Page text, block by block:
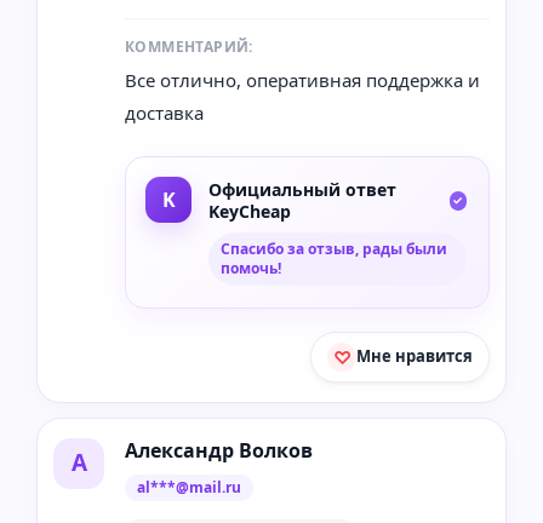
КОММЕНТАРИЙ:
Все отлично, оперативная поддержка и
доставка
Официальный ответ
KeyCheap
Спасибо за отзыв, рады были
помочь!
Мне нравится
А Александр Волков
al***@mail.ru